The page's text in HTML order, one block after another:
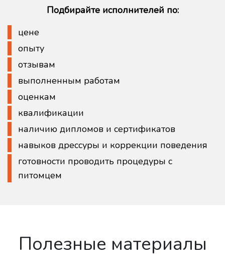
Подбирайте исполнителей по:
цене
опыту
отзывам
выполненным работам
оценкам
квалификации
наличию дипломов и сертификатов
навыков дрессуры и коррекции поведения
готовности проводить процедуры с
питомцем
Полезные материалы